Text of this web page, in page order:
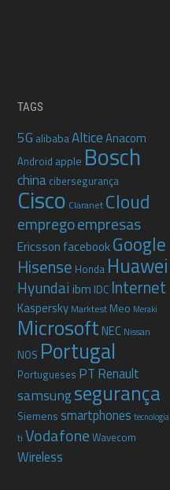
TAGS
5G alibabaAlticeAnacom
Android apple Bosch
china cibersegurança
Cisco Claranet Cloud
empregoempresas
Ericsson facebookGoogle
Hisense Honda Huawei
Hyundai ibm IDC Internet
Kaspersky Marktest Meo Meraki
MicrosoftNEC Nissan
NOS Portugal
Portugueses PT Renault
samsungsegurança
Siemenssmartphones tecnologia
ti Vodafone Wavecom
Wireless